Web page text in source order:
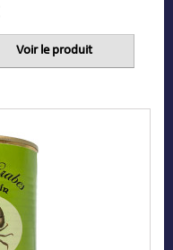
Voir le produit